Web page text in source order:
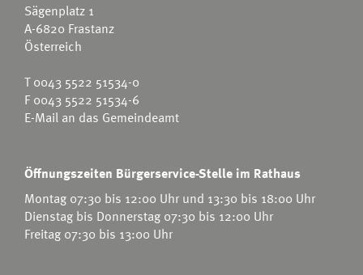
Sägenplatz 1
A-6820 Frastanz
Österreich
T0043 5522 51534-0
F 0043 5522 51534-6
E-Mail an das Gemeindeamt
Öffnungszeiten Bürgerservice-Stelle im Rathaus
Montag 07:30 bis 12:00 Uhr und 13:30 bis 18:00 Uhr
Dienstag bis Donnerstag 07:30 bis 12:00 Uhr
Freitag 07:30 bis 13:00 Uhr